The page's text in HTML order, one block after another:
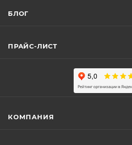
БЛОГ
ПРАЙС-ЛИСТ
КОМПАНИЯ